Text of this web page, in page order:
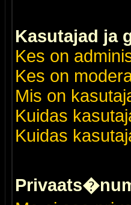
Kasutajad ja
Kes on
Kes on
Mis on
Kuidas
Kuidas